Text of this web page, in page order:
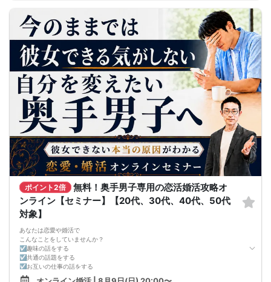
重要なのは、「異性が求めていることを理解し、それを自然に提供できている
か」です。
これができるようになることで、はじめて「好きな人に選ばれる状態」がつくら
れます。
★---このセミナーで目指す変化
異性が求めていることを理解し、それを無理なく伝えられる自分へ。
その結果として、好きな女性から選ばれる状態を実現していきます。
セミナーでは、すぐに使える実践的なノウハウをお伝えします。
◆講師紹介｜小松 賢司
こんにちは、小松です。
私は社会人になるまで交際経験がなく、恋愛に強いコンプレックスを抱えていま
した。
そこから一念発起し、街コン・マッチングアプリ・ナンパなどあらゆる出会いを
実践。
しかし現実は厳しく、わずか3ヶ月で1000回以上フラれるという経験もしていま
す。
それでも諦めず、「なぜうまくいかないのか」「どうすれば改善できるのか」を
徹底的に検証し続けた結果、結婚を実現。
さらに結婚と離婚の両方を経験したことで、「うまくいく関係」と「続かない関
係」の違いを深く理解しました。
現在は婚活カウンセラーとして活動し、年間40組以上の成婚、250件以上のカッ
プル成立に関わっています。
再婚後は良好な夫婦関係を築いており、婚活だけでなく「結婚後もうまくいく関
係づくり」までお伝えしています。
セミナーでは、こうした実体験をもとに、「うまくいかなかったリアル」と「う
まくいくための具体的な方法」を包み隠さずお話しします。
また、私がセミナーを開催する理由はシンプルです。
より多くの男性に、変わるきっかけを届けたいから。
ポイント2倍
無料！奥手男子専用の恋活婚活攻略オ
ンライン【セミナー】【20代、30代、40代、50代
対象】
あなたは恋愛や婚活で
こんなことをしていませんか？
☑趣味の話をする
☑共通の話題をする
☑お互いの仕事の話をする
☑家族や将来について話をする